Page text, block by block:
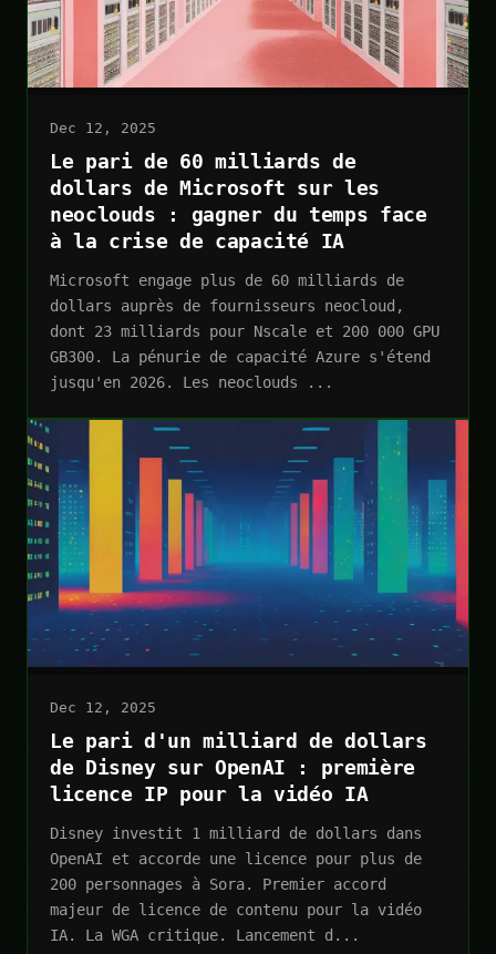
Dec 12, 2025
Le pari de 60 milliards de
dollars de Microsoft sur les
neoclouds : gagner du temps face
à la crise de capacité IA
Microsoft engage plus de 60 milliards de
dollars auprès de fournisseurs neocloud,
dont 23 milliards pour Nscale et 200 000 GPU
GB300. La pénurie de capacité Azure s'étend
jusqu'en 2026. Les neoclouds ...
Dec 12, 2025
Le pari d'un milliard de dollars
de Disney sur OpenAI : première
licence IP pour la vidéo IA
Disney investit 1 milliard de dollars dans
OpenAI et accorde une licence pour plus de
200 personnages à Sora. Premier accord
majeur de licence de contenu pour la vidéo
IA. La WGA critique. Lancement d...